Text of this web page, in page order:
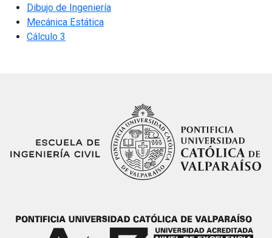
Dibujo de Ingeniería
Mecánica Estática
Cálculo 3